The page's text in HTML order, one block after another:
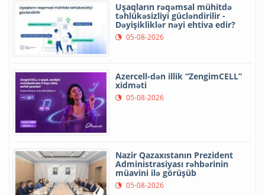
Uşaqların rəqəmsal mühitdə
təhlükəsizliyi gücləndirilir -
Dəyişikliklər nəyi ehtiva edir?
05-08-2026
Azercell-dən illik “ZengimCELL”
xidməti
05-08-2026
Nazir Qazaxıstanın Prezident
Administrasiyası rəhbərinin
müavini ilə görüşüb
05-08-2026